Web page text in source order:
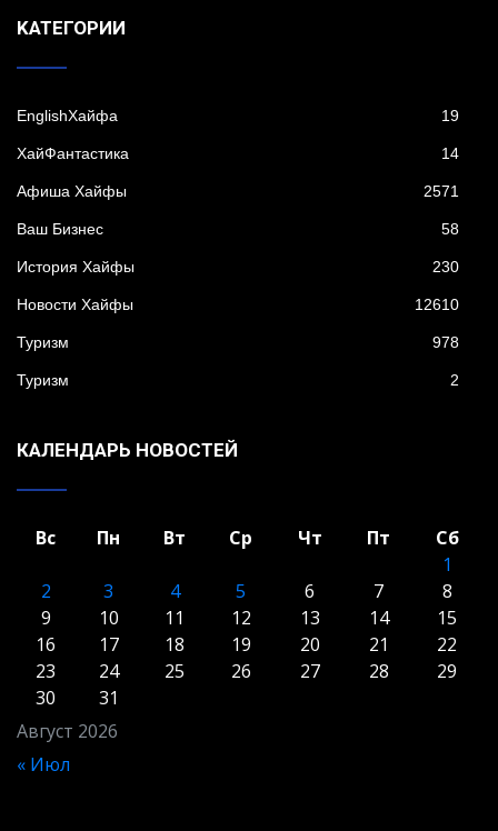
KАТЕГОРИИ
EnglishХайфа 19
XайФантастика 14
Афиша Хайфы 2571
Ваш Бизнес 58
История Хайфы 230
Новости Хайфы 12610
Туризм 978
Туризм 2
КАЛЕНДАРЬ НОВОСТЕЙ
Август 2026
Вс Пн Вт Ср Чт Пт
Сб
1
2
3 4 5 6 7
8
9
10 11 12 13 14
15
16
17 18 19 20 21
22
23
24 25 26 27 28
29
30
31
« Июл